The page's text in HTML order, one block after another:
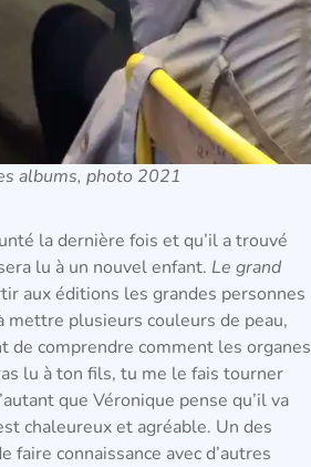
albums, photo 2021
la dernière fois et qu’il a trouvé
lu à un nouvel enfant. Le grand
aux éditions les grandes personnes
mettre plusieurs couleurs de peau,
de comprendre comment les organes
lu à ton fils, tu me le fais tourner
que Véronique pense qu’il va
chaleureux et agréable. Un des
faire connaissance avec d’autres